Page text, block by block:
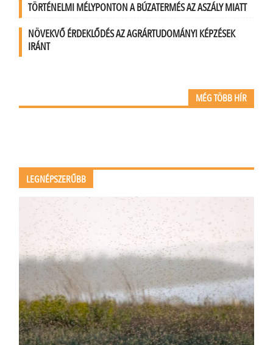
TÖRTÉNELMI MÉLYPONTON A BÚZATERMÉS AZ ASZÁLY MIATT
NÖVEKVŐ ÉRDEKLŐDÉS AZ AGRÁRTUDOMÁNYI KÉPZÉSEK
IRÁNT
MÉG TÖBB HÍR
LEGNÉPSZERŰBB